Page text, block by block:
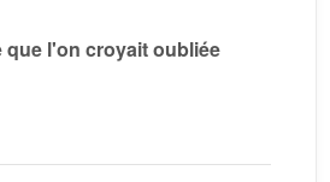
que l'on croyait oubliée